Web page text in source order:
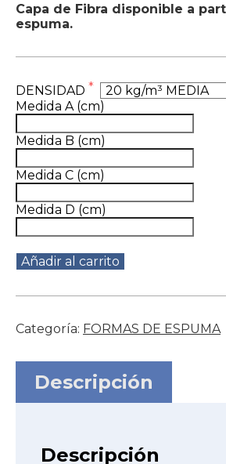
Capa de Fibra disponible a
espuma.
DENSIDAD
Medida A (cm)
Medida B (cm)
Medida C (cm)
Medida D (cm)
Añadir al carrito
Categoría: FORMAS DE ESPUMA
Descripción
Descripción